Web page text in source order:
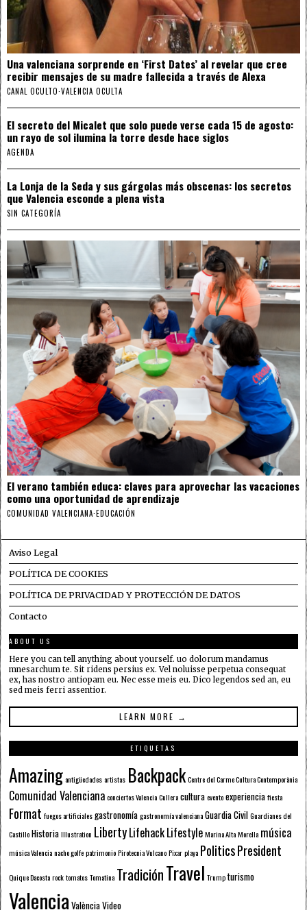
Una valenciana sorprende en ‘First Dates’ al revelar que cree
recibir mensajes de su madre fallecida a través de Alexa
CANAL OCULTO·VALENCIA OCULTA
El secreto del Micalet que solo puede verse cada 15 de agosto:
un rayo de sol ilumina la torre desde hace siglos
AGENDA
La Lonja de la Seda y sus gárgolas más obscenas: los secretos
que Valencia esconde a plena vista
SIN CATEGORÍA
El verano también educa: claves para aprovechar las vacaciones
como una oportunidad de aprendizaje
COMUNIDAD VALENCIANA·EDUCACIÓN
Aviso Legal
POLÍTICA DE COOKIES
POLÍTICA DE PRIVACIDAD Y PROTECCIÓN DE DATOS
Contacto
ABOUT US
Here you can tell anything about yourself. uo dolorum mandamus
mnesarchum te. Sit ridens persius ex. Vel noluisse perpetua consequat
ex, has nostro antiopam eu. Nec esse meis eu. Dico legendos sed an, eu
sed meis ferri assentior.
LEARN MORE →
ETIQUETAS
Amazing antigüedades artistas Backpack Centre del Carme Cultura Contemporània
Comunidad Valenciana conciertos Valencia Cullera cultura evento experiencia fiesta
Format fuegos artificiales gastronomía gastronomía valenciana Guardia Civil Guardianes del
Castillo Historia Illustration LibertyLifehackLifestyle Marina Alta Morella música
música Valencia nacho golfe patrimonio Pirotecnia Vulcano Pixar playa PoliticsPresident
Quique Dacosta rock tomates Tomatina TradiciónTravel Trump turismo
Valencia ValènciaVideo